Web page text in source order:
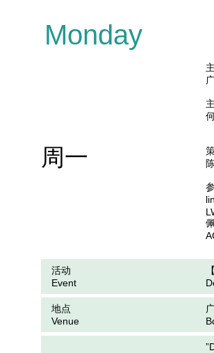
Monday
周一
活动
Event
地点
Venue